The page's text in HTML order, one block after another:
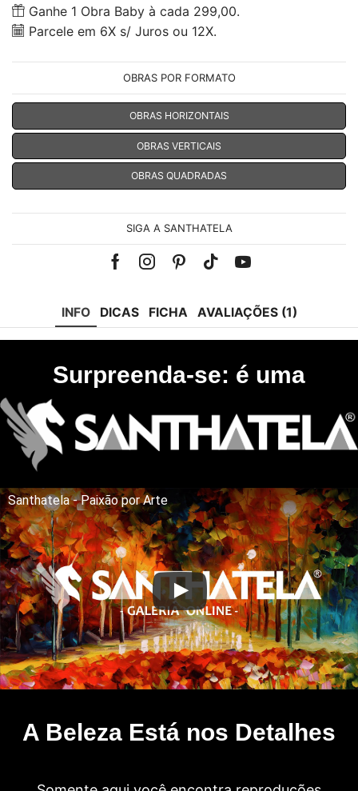
Ganhe 1 Obra Baby à cada 299,00.
Parcele em 6X s/ Juros ou 12X.
OBRAS POR FORMATO
OBRAS HORIZONTAIS
OBRAS VERTICAIS
OBRAS QUADRADAS
SIGA A SANTHATELA
Facebook
Instagram
Pinterest
Tik-Youtube
INFO DICAS FICHA AVALIAÇÕES (1)
Surpreenda-se: é uma
Santhatela - Paixão por Arte
A Beleza Está nos Detalhes